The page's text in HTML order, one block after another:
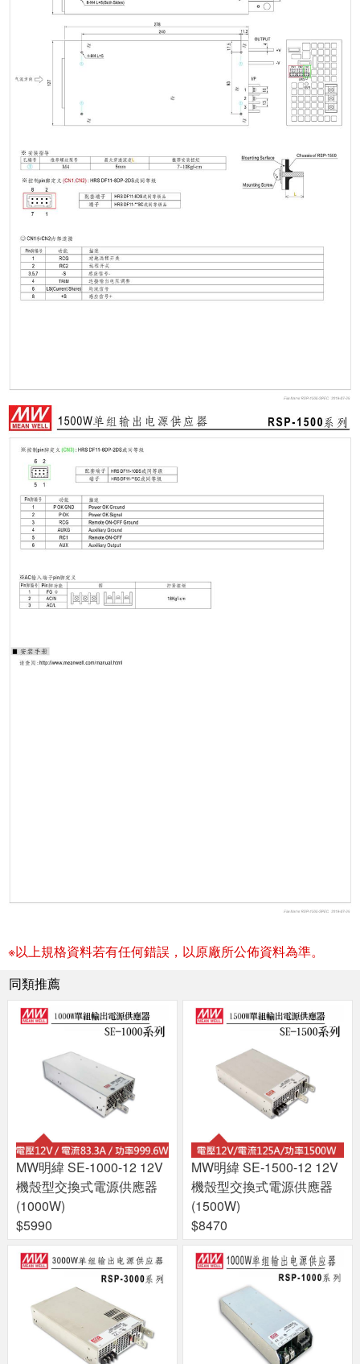
※以上規格資料若有任何錯誤，以原廠所公佈資料為準。
同類推薦
MW明緯 SE-1000-12 12V
機殼型交換式電源供應器
(1000W)
$5990
MW明緯 SE-1500-12 12V
機殼型交換式電源供應器
(1500W)
$8470